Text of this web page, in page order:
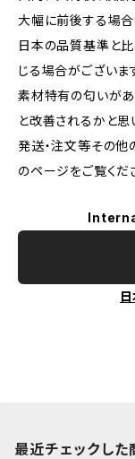
大幅に前後する場合
日本の品質基準と
じる場合がございま
素材特有の匂いが
と改善されるかと思
発送・注文等その
のページをご覧くだ
最近チェックした